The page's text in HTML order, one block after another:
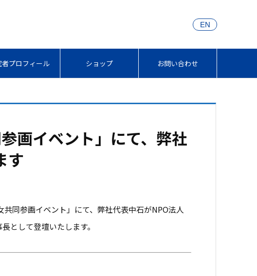
EN
者プロフィール ショップ お問い合わせ
画イベント」にて、弊社
す
同参画イベント」にて、 弊社代表中石がNPO法人
として登壇いたします。